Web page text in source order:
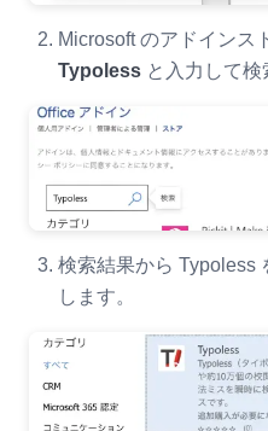
Microsoft のアドインス
Typoless と入力して検
検索結果から Typoless
します。